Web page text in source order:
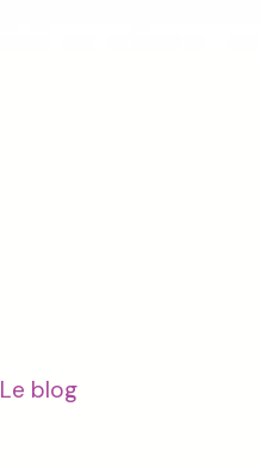
Le blog